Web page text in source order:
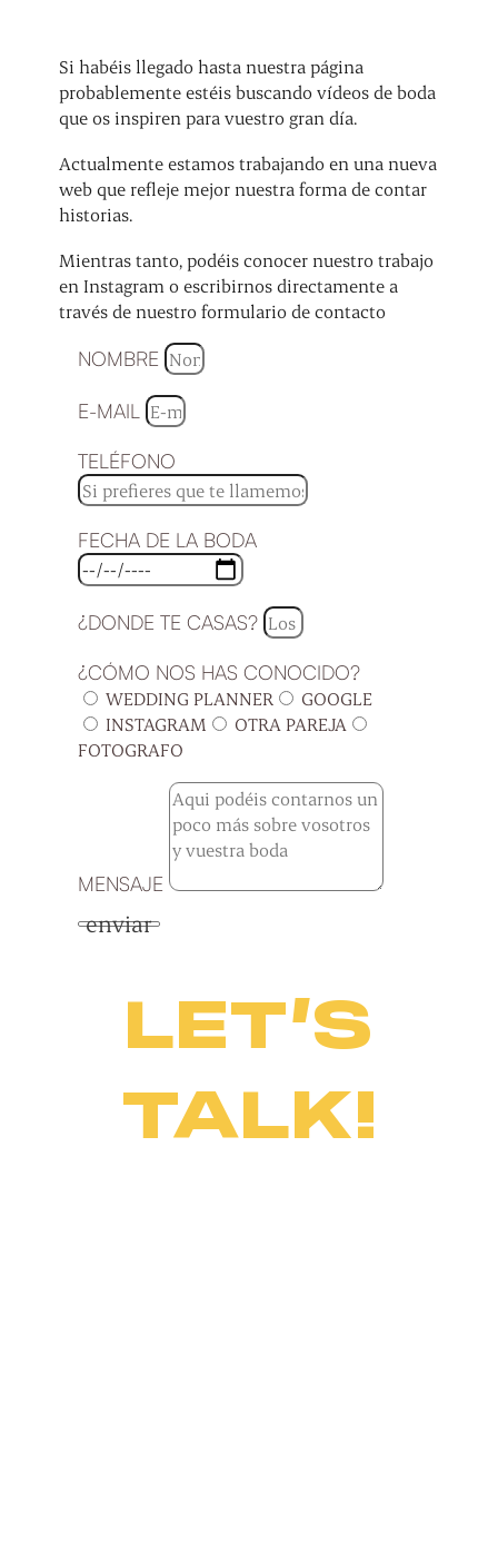
Si habéis llegado hasta nuestra página
probablemente estéis buscando vídeos de boda
que os inspiren para vuestro gran día.
Actualmente estamos trabajando en una nueva
web que refleje mejor nuestra forma de contar
historias.
Mientras tanto, podéis conocer nuestro trabajo
en Instagram o escribirnos directamente a
través de nuestro formulario de contacto
NOMBRE
E-MAIL
TELÉFONO
FECHA DE LA BODA
¿DONDE TE CASAS?
¿CÓMO NOS HAS CONOCIDO?
WEDDING PLANNER
GOOGLE
INSTAGRAM
OTRA PAREJA
FOTOGRAFO
MENSAJE
enviar
LET’S
TALK!